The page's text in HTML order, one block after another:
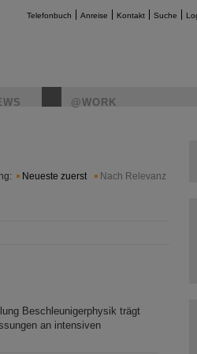
Telefonbuch Anreise Kontakt Suche
@WORK
Neueste zuerst Nach Relevanz
Beschleunigerphysik trägt
an intensiven